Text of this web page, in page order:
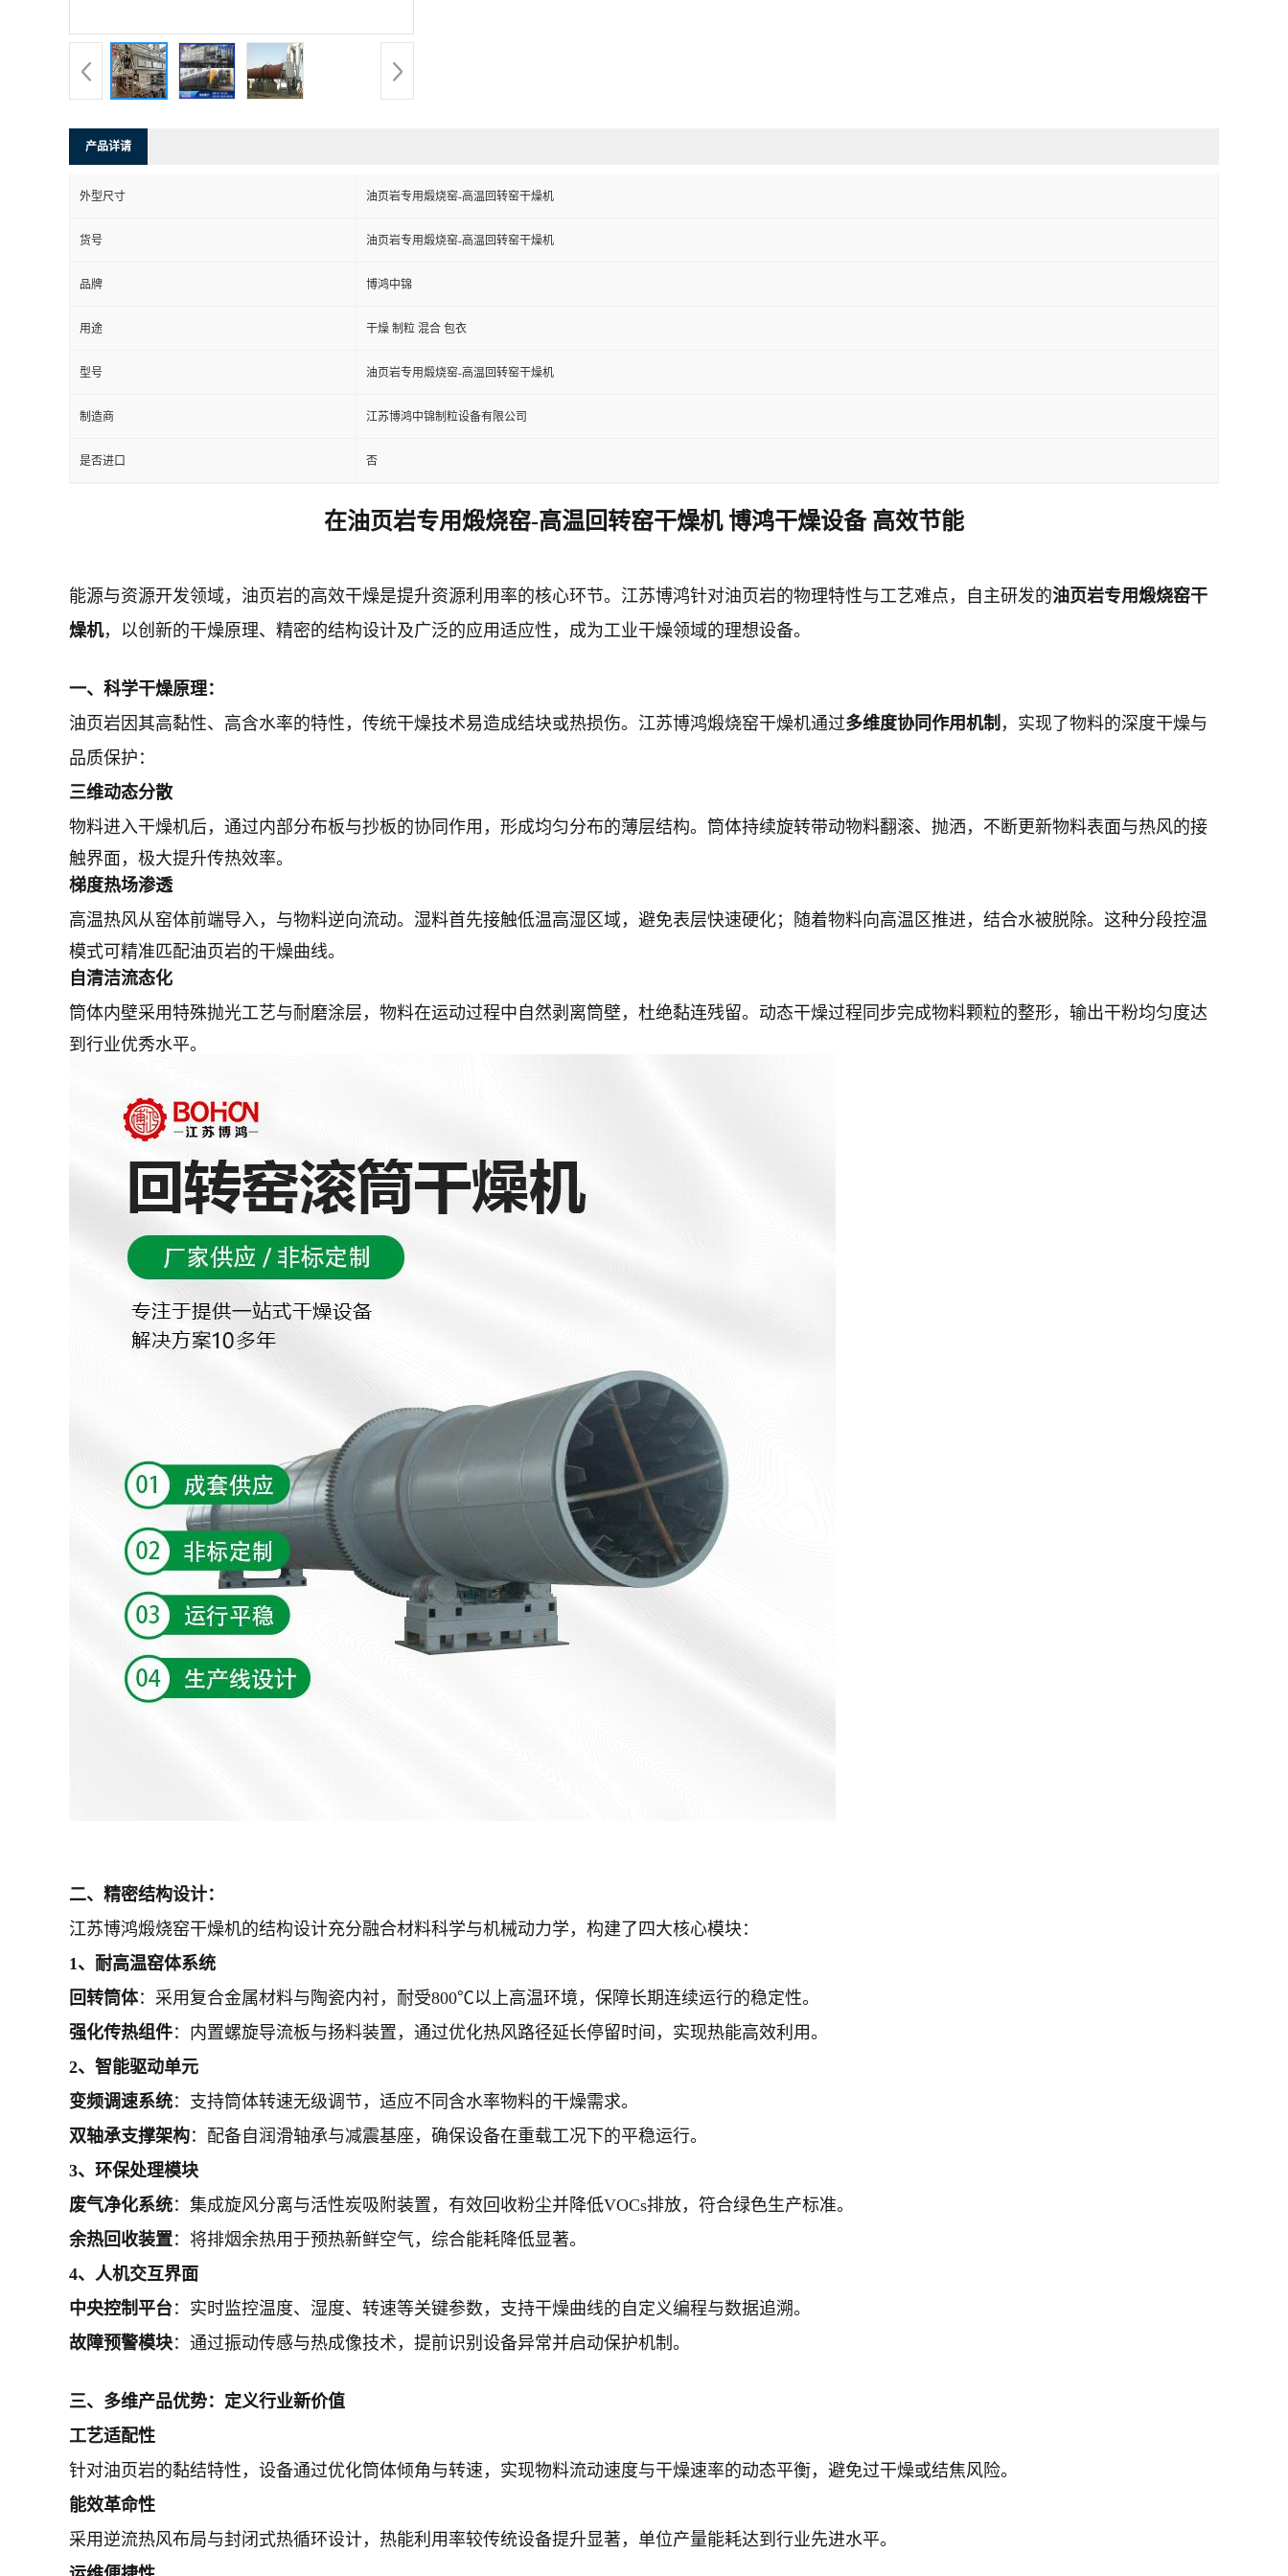
产品详请
外型尺寸 油页岩专用煅烧窑-高温回转窑干燥机
货号 油页岩专用煅烧窑-高温回转窑干燥机
品牌 博鸿中锦
用途 干燥 制粒 混合 包衣
型号 油页岩专用煅烧窑-高温回转窑干燥机
制造商 江苏博鸿中锦制粒设备有限公司
是否进口 否
在油页岩专用煅烧窑-高温回转窑干燥机 博鸿干燥设备 高效节能
能源与资源开发领域，油页岩的高效干燥是提升资源利用率的核心环节。江苏博鸿针对油页岩的物理特性与工艺难点，自主研发的油页岩专用煅烧窑干
燥机，以创新的干燥原理、精密的结构设计及广泛的应用适应性，成为工业干燥领域的理想设备。
一、科学干燥原理：
油页岩因其高黏性、高含水率的特性，传统干燥技术易造成结块或热损伤。江苏博鸿煅烧窑干燥机通过多维度协同作用机制 ，实现了物料的深度干燥与
品质保护：
三维动态分散
物料进入干燥机后，通过内部分布板与抄板的协同作用，形成均匀分布的薄层结构。筒体持续旋转带动物料翻滚、抛洒，不断更新物料表面与热风的接
触界面，极大提升传热效率。
梯度热场渗透
高温热风从窑体前端导入，与物料逆向流动。湿料首先接触低温高湿区域，避免表层快速硬化；随着物料向高温区推进，结合水被脱除。这种分段控温
模式可精准匹配油页岩的干燥曲线。
自清洁流态化
筒体内壁采用特殊抛光工艺与耐磨涂层，物料在运动过程中自然剥离筒壁，杜绝黏连残留。动态干燥过程同步完成物料颗粒的整形，输出干粉均匀度达
到行业优秀水平。
二、精密结构设计：
江苏博鸿煅烧窑干燥机的结构设计充分融合材料科学与机械动力学，构建了四大核心模块：
1、耐高温窑体系统
回转筒体：采用复合金属材料与陶瓷内衬，耐受800℃以上高温环境，保障长期连续运行的稳定性。
强化传热组件：内置螺旋导流板与扬料装置，通过优化热风路径延长停留时间，实现热能高效利用。
2、智能驱动单元
变频调速系统：支持筒体转速无级调节，适应不同含水率物料的干燥需求。
双轴承支撑架构：配备自润滑轴承与减震基座，确保设备在重载工况下的平稳运行。
3、环保处理模块
废气净化系统：集成旋风分离与活性炭吸附装置，有效回收粉尘并降低VOCs排放，符合绿色生产标准。
余热回收装置：将排烟余热用于预热新鲜空气，综合能耗降低显著。
4、人机交互界面
中央控制平台：实时监控温度、湿度、转速等关键参数，支持干燥曲线的自定义编程与数据追溯。
故障预警模块：通过振动传感与热成像技术，提前识别设备异常并启动保护机制。
三、多维产品优势：定义行业新价值
工艺适配性
针对油页岩的黏结特性，设备通过优化筒体倾角与转速，实现物料流动速度与干燥速率的动态平衡，避免过干燥或结焦风险。
能效革命性
采用逆流热风布局与封闭式热循环设计，热能利用率较传统设备提升显著，单位产量能耗达到行业先进水平。